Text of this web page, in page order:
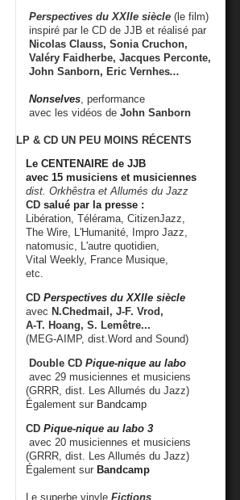
Perspectives du XXIIe siècle (le film)
inspiré par le CD de JJB et réalisé par
Nicolas Clauss, Sonia Cruchon,
Valéry Faidherbe, Jacques Perconte,
John Sanborn, Eric Vernhes...
Nonselves , performance
avec les vidéos de John Sanborn
LP & CD UN PEU MOINS RÉCENTS
Le CENTENAIRE de JJB
avec 15 musiciens et musiciennes
dist. Orkhêstra et Allumés du Jazz
CD salué par la presse :
Libération, Télérama, CitizenJazz,
The Wire, L'Humanité, Impro Jazz,
natomusic, L'autre quotidien,
Vital Weekly, France Musique,
etc.
CD Perspectives du XXIIe siècle
avec N.Chedmail, J-F. Vrod,
A-T. Hoang, S. Lemêtre...
(MEG-AIMP, dist.Word and Sound)
Double CD Pique-nique au labo
avec 29 musiciennes et musiciens
(GRRR, dist. Les Allumés du Jazz)
Également sur Bandcamp
CD Pique-nique au labo 3
avec 20 musiciennes et musiciens
(GRRR, dist. Les Allumés du Jazz)
Également sur Bandcamp
Le superbe vinyle Fictions